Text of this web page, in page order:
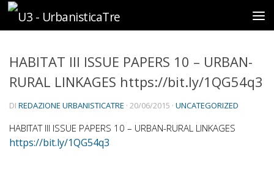
Sotto il contenuto
HABITAT III ISSUE PAPERS 10 – URBAN-
RURAL LINKAGES https://bit.ly/1QG54q3
DI REDAZIONE URBANISTICATRE · 20/06/2015 · UNCATEGORIZED
HABITAT III ISSUE PAPERS 10 – URBAN-RURAL LINKAGES
https://bit.ly/1QG54q3